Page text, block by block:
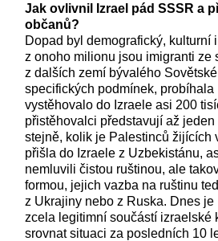
Jak ovlivnil Izrael pád SSSR a
občanů?
Dopad byl demografický, kulturní
z onoho milionu jsou imigranti ze
z dalších zemí bývalého
specifických podmínek,
vystěhovalo do Izraele asi 200
přistěhovalci představují až
stejně, kolik je Palestinců žijících
přišla do Izraele z Uzbekistánu,
nemluvili čistou ruštinou, ale
formou, jejich vazba na ruštinu
z Ukrajiny nebo z Ruska. Dnes
zcela legitimní součástí izraelské
srovnat situaci za posledních 10